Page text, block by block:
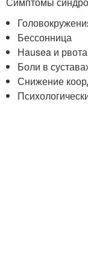
Бессонница
Нausea и рвота
Боли в
Снижение